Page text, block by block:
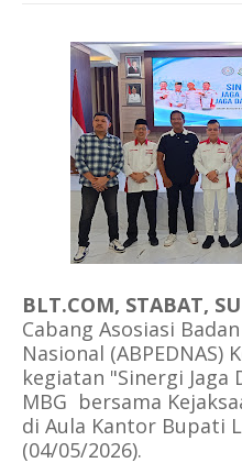
BLT.COM, STABAT,
Cabang Asosiasi
Nasional
kegiatan "Sinergi Jaga
MBG bersama
di Aula Kantor Bupati
(04/05/2026).